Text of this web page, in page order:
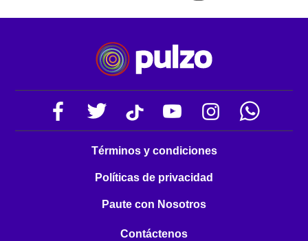
Términos y condiciones
Políticas de privacidad
Paute con Nosotros
Contáctenos